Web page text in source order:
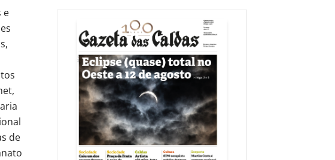
e
de